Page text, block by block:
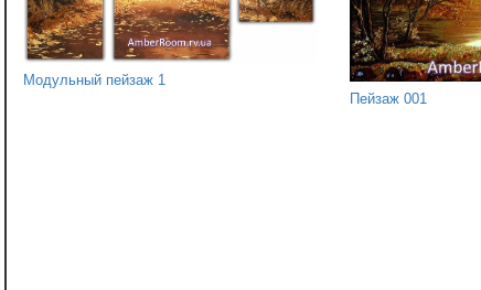
Модульный пейзаж 1
Пейзаж 001